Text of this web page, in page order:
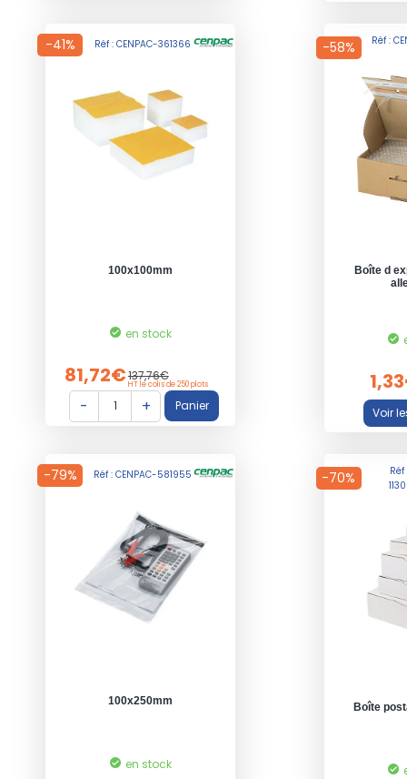
-41% Réf : CENPAC-361366
100x100mm
en stock
81,72€137,76€
HT le colis de 250 plots
-58% Réf :
Boîte d
-79% Réf : CENPAC-581955
100x250mm
en stock
-70%
Réf
Boîte